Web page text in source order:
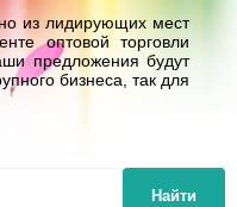
из лидирующих мест
оптовой торговли
предложения будут
бизнеса, так для
Найти